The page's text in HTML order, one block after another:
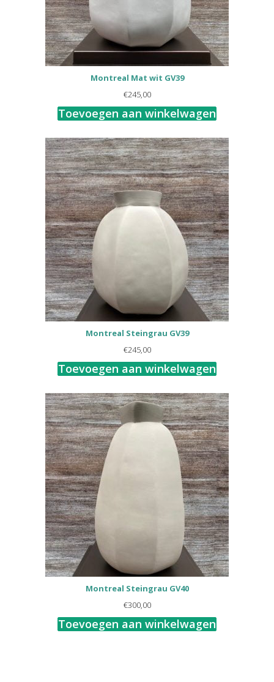
Montreal Mat wit GV39
€245,00
Toevoegen aan winkelwagen
Montreal Steingrau GV39
€245,00
Toevoegen aan winkelwagen
Montreal Steingrau GV40
€300,00
Toevoegen aan winkelwagen